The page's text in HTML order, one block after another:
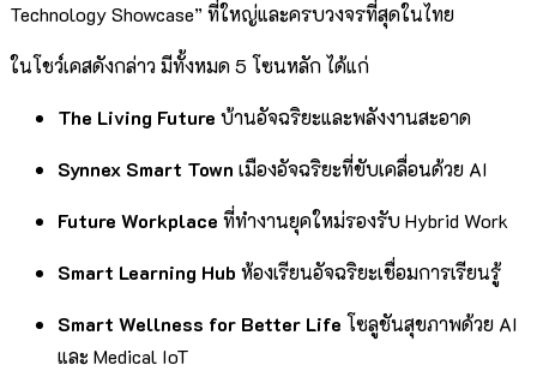
Technology Showcase” ที่ใหญ่และครบวงจรที่สุดในไทย
ในโชว์เคสดังกล่าว มีทั้งหมด 5 โซนหลัก ได้แก่
The Living Future บ้านอัจฉริยะและพลังงานสะอาด
Synnex Smart Town เมืองอัจฉริยะที่ขับเคลื่อนด้วย AI
Future Workplace ที่ทำงานยุคใหม่รองรับ Hybrid Work
Smart Learning Hub ห้องเรียนอัจฉริยะเชื่อมการเรียนรู้
Smart Wellness for Better Life โซลูชันสุขภาพด้วย AI
และ Medical IoT